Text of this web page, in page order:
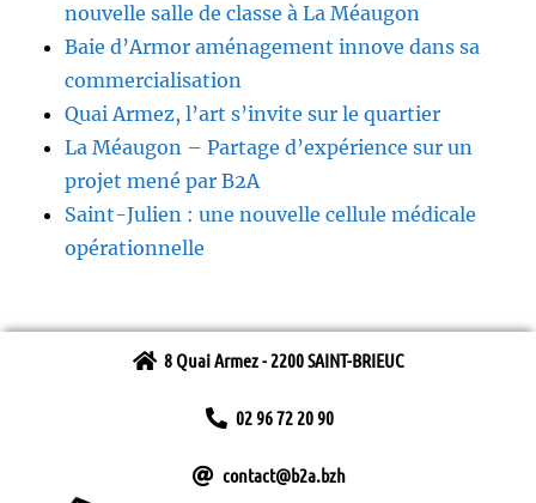
nouvelle salle de classe à La Méaugon
Baie d’Armor aménagement innove dans sa
commercialisation
Quai Armez, l’art s’invite sur le quartier
La Méaugon – Partage d’expérience sur un
projet mené par B2A
Saint-Julien : une nouvelle cellule médicale
opérationnelle
8 Quai Armez - 2200 SAINT-BRIEUC
02 96 72 20 90
contact@b2a.bzh